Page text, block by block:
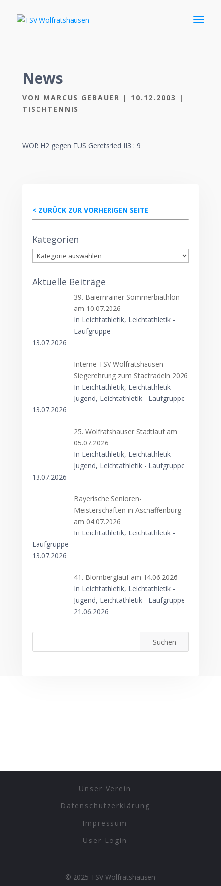
News
VON MARCUS GEBAUER | 10.12.2003
|
TISCHTENNIS
WOR H2 gegen TUS Geretsried II3 : 9
< ZURÜCK ZUR VORHERIGEN SEITE
Kategorien
Kategorien
Aktuelle Beiträge
39. Baiernrainer Sommerbiathlon
am 10.07.2026
In Leichtathletik, Leichtathletik -
Laufgruppe
13.07.2026
Interne TSV Wolfratshausen-
Siegerehrung zum Stadtradeln 2026
In Leichtathletik, Leichtathletik -
Jugend, Leichtathletik - Laufgruppe
13.07.2026
25. Wolfratshauser Stadtlauf am
05.07.2026
In Leichtathletik, Leichtathletik -
Jugend, Leichtathletik - Laufgruppe
13.07.2026
Bayerische Senioren-
Meisterschaften in Aschaffenburg
am 04.07.2026
In Leichtathletik, Leichtathletik -
Laufgruppe
13.07.2026
41. Blomberglauf am 14.06.2026
In Leichtathletik, Leichtathletik -
Jugend, Leichtathletik - Laufgruppe
21.06.2026
Unser Verein
Datenschutzerklärung
Impressum
User Login
© 2025 TSV Wolfratshausen